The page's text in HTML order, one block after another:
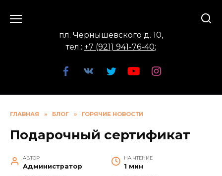
пл. Чернышевского д. 10,
тел.: +7 (921) 941-76-40;
ГЛАВНАЯ » БЛОГ » ГОРЯЧИЕ НОВОСТИ
Подарочный сертификат
АВТОР
Администратор
НА ЧТЕНИЕ
1 мин